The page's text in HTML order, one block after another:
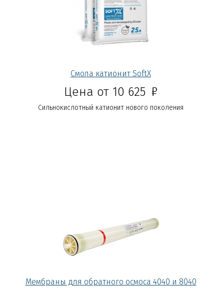
Смола катионит SoftX
Цена от 10 625 Р
Сильнокислотный катионит нового поколения
Мембраны для обратного осмоса 4040 и 8040